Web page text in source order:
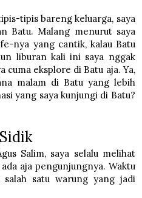
tipis bareng keluarga, saya
Batu. Malang menurut saya
nya yang cantik, kalau Batu
liburan kali ini saya nggak
cuma eksplore di Batu aja. Ya,
malam di Batu yang lebih
yang saya kunjungi di Batu?
Salim, saya selalu melihat
aja pengunjungnya. Waktu
satu warung yang jadi